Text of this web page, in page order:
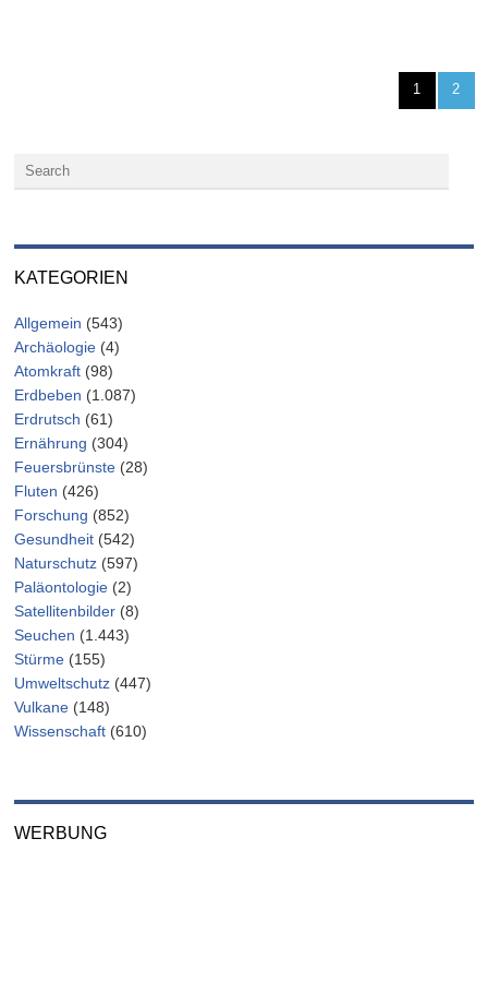
1 2
KATEGORIEN
Allgemein (543)
Archäologie (4)
Atomkraft (98)
Erdbeben (1.087)
Erdrutsch (61)
Ernährung (304)
Feuersbrünste (28)
Fluten (426)
Forschung (852)
Gesundheit (542)
Naturschutz (597)
Paläontologie (2)
Satellitenbilder (8)
Seuchen (1.443)
Stürme (155)
Umweltschutz (447)
Vulkane (148)
Wissenschaft (610)
WERBUNG